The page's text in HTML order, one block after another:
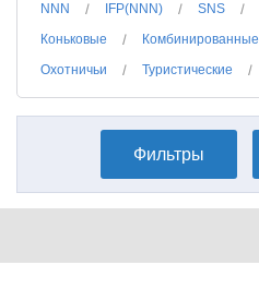
NNN IFP(NNN) SNS
Коньковые
Комбинированные
Охотничьи
Туристические
Фильтры